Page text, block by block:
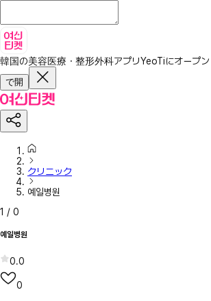
韓国の美容医療・整形外科アプリYeoTiにオープン
で開
クリニック
예일병원
1 / 0
예일병원
0.0
0